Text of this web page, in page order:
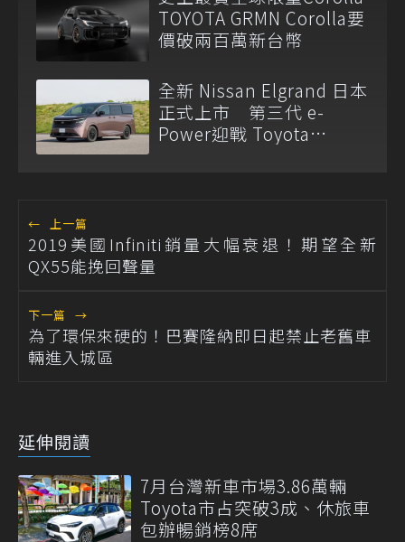
TOYOTA GRMN Corolla要
價破兩百萬新台幣
全新 Nissan Elgrand 日本
正式上市 第三代 e-
Power迎戰 Toyota
← 上一篇
2019美國Infiniti銷量大幅衰退！期望全新
QX55能挽回聲量
下一篇 →
為了環保來硬的！巴賽隆納即日起禁止老舊車
輛進入城區
延伸閱讀
7月台灣新車市場3.86萬輛
Toyota市占突破3成、休旅車
包辦暢銷榜8席